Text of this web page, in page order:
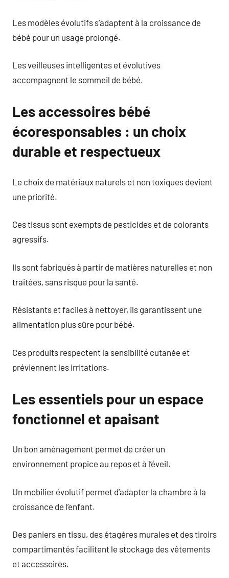
Les modèles évolutifs s’adaptent à la croissance de
bébé pour un usage prolongé.
Les veilleuses intelligentes et évolutives
accompagnent le sommeil de bébé.
Les accessoires bébé
écoresponsables : un choix
durable et respectueux
Le choix de matériaux naturels et non toxiques devient
une priorité.
Ces tissus sont exempts de pesticides et de colorants
agressifs.
Ils sont fabriqués à partir de matières naturelles et non
traitées, sans risque pour la santé.
Résistants et faciles à nettoyer, ils garantissent une
alimentation plus sûre pour bébé.
Ces produits respectent la sensibilité cutanée et
préviennent les irritations.
Les essentiels pour un espace
fonctionnel et apaisant
Un bon aménagement permet de créer un
environnement propice au repos et à l’éveil.
Un mobilier évolutif permet d’adapter la chambre à la
croissance de l’enfant.
Des paniers en tissu, des étagères murales et des tiroirs
compartimentés facilitent le stockage des vêtements
et accessoires.